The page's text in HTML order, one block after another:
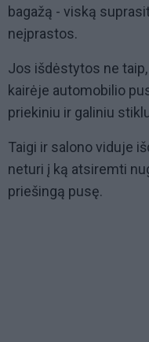
bagažą - viską
neįprastos.
Jos išdėstytos ne
kairėje automobilio
priekiniu ir galiniu
Taigi ir salono viduje
neturi į ką atsiremti
priešingą pusę.